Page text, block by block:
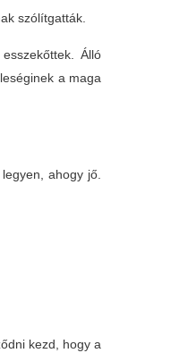
szólítgatták.
Álló
a maga
ahogy jő.
kezd, hogy a